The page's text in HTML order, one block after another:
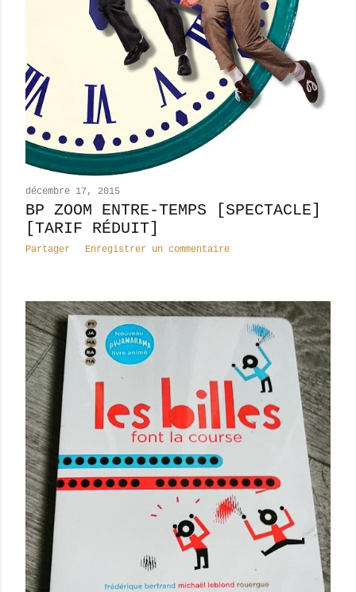
décembre 17, 2015
BP ZOOM ENTRE-TEMPS [SPECTACLE]
[TARIF RÉDUIT]
Partager Enregistrer un commentaire